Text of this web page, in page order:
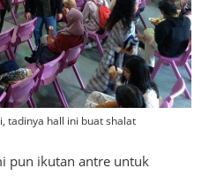
tadinya hall ini buat shalat
pun ikutan antre untuk